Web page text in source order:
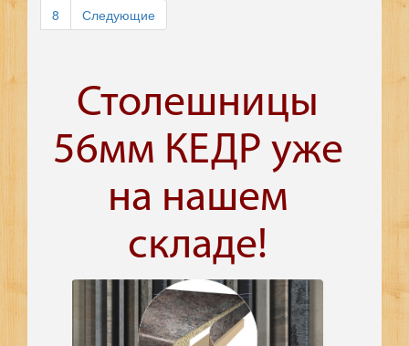
8
Следующие
Столешницы
56мм КЕДР уже
на нашем
складе!